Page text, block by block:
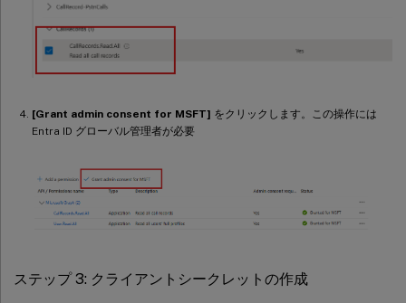
[Grant admin consent for MSFT] をクリックします。この操作には
Entra ID グローバル管理者が必要
ステップ 3: クライアントシークレットの作成